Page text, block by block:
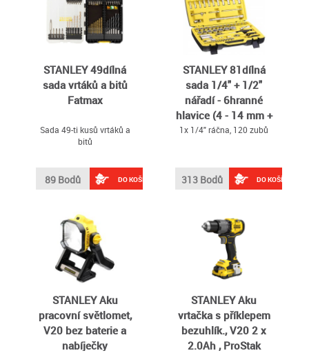
STANLEY 49dílná
sada vrtáků a bitů
Fatmax
Sada 49-ti kusů vrtáků a
bitů
89 Bodů DO KOŠÍKU
STANLEY 81dílná
sada 1/4" + 1/2"
nářadí - 6hranné
hlavice (4 - 14 mm +
8 - 34 mm)
1x 1/4" ráčna, 120 zubů
313 Bodů DO KOŠÍKU
STANLEY Aku
pracovní světlomet,
V20 bez baterie a
nabíječky
STANLEY Aku
vrtačka s příklepem
bezuhlík., V20 2 x
2.0Ah , ProStak